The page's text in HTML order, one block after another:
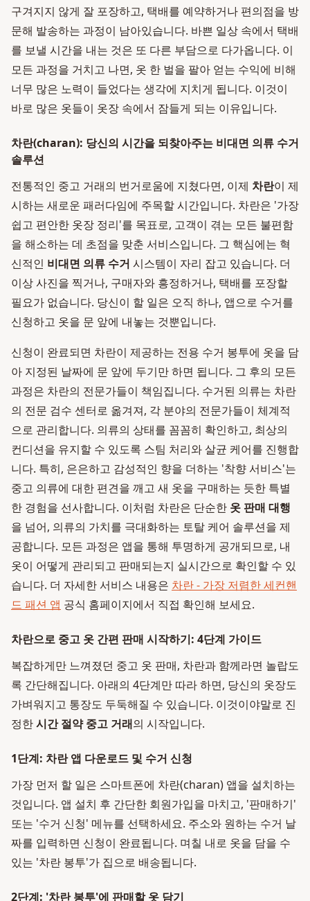
구겨지지 않게 잘 포장하고, 택배를 예약하거나 편의점을 방
문해 발송하는 과정이 남아있습니다. 바쁜 일상 속에서 택배
를 보낼 시간을 내는 것은 또 다른 부담으로 다가옵니다. 이
모든 과정을 거치고 나면, 옷 한 벌을 팔아 얻는 수익에 비해
너무 많은 노력이 들었다는 생각에 지치게 됩니다. 이것이
바로 많은 옷들이 옷장 속에서 잠들게 되는 이유입니다.
차란(charan): 당신의 시간을 되찾아주는 비대면 의류 수거
솔루션
전통적인 중고 거래의 번거로움에 지쳤다면, 이제 차란이 제
시하는 새로운 패러다임에 주목할 시간입니다. 차란은 '가장
쉽고 편안한 옷장 정리'를 목표로, 고객이 겪는 모든 불편함
을 해소하는 데 초점을 맞춘 서비스입니다. 그 핵심에는 혁
신적인 비대면 의류 수거 시스템이 자리 잡고 있습니다. 더
이상 사진을 찍거나, 구매자와 흥정하거나, 택배를 포장할
필요가 없습니다. 당신이 할 일은 오직 하나, 앱으로 수거를
신청하고 옷을 문 앞에 내놓는 것뿐입니다.
신청이 완료되면 차란이 제공하는 전용 수거 봉투에 옷을 담
아 지정된 날짜에 문 앞에 두기만 하면 됩니다. 그 후의 모든
과정은 차란의 전문가들이 책임집니다. 수거된 의류는 차란
의 전문 검수 센터로 옮겨져, 각 분야의 전문가들이 체계적
으로 관리합니다. 의류의 상태를 꼼꼼히 확인하고, 최상의
컨디션을 유지할 수 있도록 스팀 처리와 살균 케어를 진행합
니다. 특히, 은은하고 감성적인 향을 더하는 '착향 서비스'는
중고 의류에 대한 편견을 깨고 새 옷을 구매하는 듯한 특별
한 경험을 선사합니다. 이처럼 차란은 단순한 옷 판매 대행
을 넘어, 의류의 가치를 극대화하는 토탈 케어 솔루션을 제
공합니다. 모든 과정은 앱을 통해 투명하게 공개되므로, 내
옷이 어떻게 관리되고 판매되는지 실시간으로 확인할 수 있
습니다. 더 자세한 서비스 내용은 차란 - 가장 저렴한 세컨핸
드 패션 앱 공식 홈페이지에서 직접 확인해 보세요.
차란으로 중고 옷 간편 판매 시작하기: 4단계 가이드
복잡하게만 느껴졌던 중고 옷 판매, 차란과 함께라면 놀랍도
록 간단해집니다. 아래의 4단계만 따라 하면, 당신의 옷장도
가벼워지고 통장도 두둑해질 수 있습니다. 이것이야말로 진
정한시간 절약 중고 거래의 시작입니다.
1단계: 차란 앱 다운로드 및 수거 신청
가장 먼저 할 일은 스마트폰에 차란(charan) 앱을 설치하는
것입니다. 앱 설치 후 간단한 회원가입을 마치고, '판매하기'
또는 '수거 신청' 메뉴를 선택하세요. 주소와 원하는 수거 날
짜를 입력하면 신청이 완료됩니다. 며칠 내로 옷을 담을 수
있는 '차란 봉투'가 집으로 배송됩니다.
2단계: '차란 봉투'에 판매할 옷 담기